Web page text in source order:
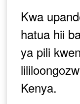
Kwa
hatua hii
ya pili
Kenya.